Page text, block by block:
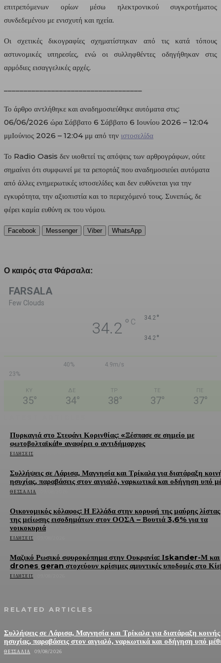
επιτρεπόμενων ορίων μέσω ηλεκτρονικού συγκροτήματος
συνδεδεμένου με ενισχυτή και ηχεία.
Οι σχετικές δικογραφίες σχηματίστηκαν από τις κατά τόπους
αστυνομικές υπηρεσίες, ενώ οι συλληφθέντες οδηγήθηκαν στις
αρμόδιες εισαγγελικές αρχές.
Το άρθρο αντλήθηκε και αναδημοσιεύθηκε αυτόματα στις:
06/06/2026 ώρα Σάββατο 6 Σάββατο 6 Ιουνίου 2026 – 12:04
μμΙούνιος 2026 – 12:04 μμ από την ιστοσελίδα
Το Radio Oasis δεν υιοθετεί τις απόψεις των αρθρογράφων, ούτε
σημαίνει ότι συμφωνεί με τα ρεπορτάζ που αναδημοσιεύει αυτόματα
από άλλες ενημερωτικές ιστοσελίδες και δεν ευθύνεται για την
εγκυρότητα, την αξιοπιστία και το περιεχόμενό τους. Συνεπώς, δε
φέρει καμία ευθύνη εκ του νόμου.
Facebook Messenger Viber WhatsApp
Ο καιρός στα Φάρσαλα:
FARSALA
Few Clouds
34.2 ° C 34.2°
34.2°
40%
4.9m/s
23%
ΚΥ
35°
ΔΕ
34°
ΤΡ
38°
ΤΕ
37°
ΠΕ
37°
Πυρκαγιά στο Στεφάνι Κορινθίας: «Ξέσπασε σε σημείο με
φωτοβολταϊκά!» αναφέρει ο αντιδήμαρχος
ΕΙΔΉΣΕΙΣ
Συλλήψεις σε Λάρισα, Μαγνησία και Τρίκαλα για διατάραξη
ησυχίας, παραβάσεις στον αιγιαλό, ναρκωτικά και οδήγηση υπό
ΘΕΣΣΑΛΊΑ
Οικονομικός κόλαφος: Η Ελλάδα στην κορυφή της μαύρης λίστας
της μείωσης εισοδημάτων στον ΟΟΣΑ – Βουτιά 3,6% για τα
νοικοκυριά
ΕΙΔΉΣΕΙΣ
Μαζικό Ρωσικό σφυροκόπημα στην Ουκρανία: Ιskander-Μ και
drones geran στοχεύουν κρίσιμες αμυντικές υποδομές στο
ΕΙΔΉΣΕΙΣ
RELATED ARTICLES
Συλλήψεις σε Λάρισα, Μαγνησία και Τρίκαλα για διατάραξη κοινής
ησυχίας, παραβάσεις στον αιγιαλό, ναρκωτικά και οδήγηση υπό
ΘΕΣΣΑΛΊΑ 09/08/2026